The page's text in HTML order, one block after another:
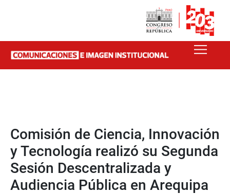
Comisión de Ciencia, Innovación
y Tecnología realizó su Segunda
Sesión Descentralizada y
Audiencia Pública en Arequipa